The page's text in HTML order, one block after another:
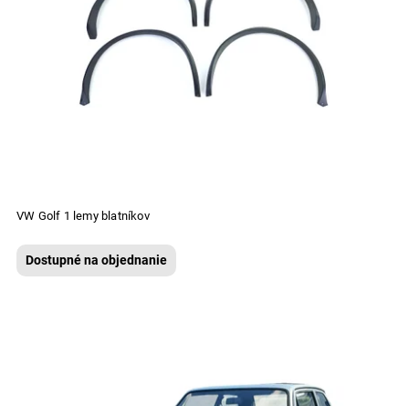
VW Golf 1 lemy blatníkov
Dostupné na objednanie